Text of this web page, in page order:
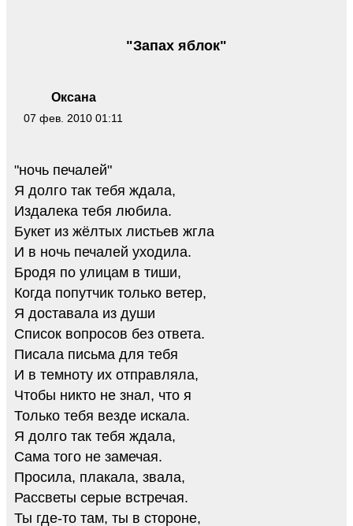
Оксана
07 фев. 2010 01:11
"Запах яблок"
"ночь печалей"
Я долго так тебя ждала,
Издалека тебя любила.
Букет из жёлтых листьев жгла
И в ночь печалей уходила.
Бродя по улицам в тиши,
Когда попутчик только ветер,
Я доставала из души
Список вопросов без ответа.
Писала письма для тебя
И в темноту их отправляла,
Чтобы никто не знал, что я
Только тебя везде искала.
Я долго так тебя ждала,
Сама того не замечая.
Просила, плакала, звала,
Рассветы серые встречая.
Ты где-то там, ты в стороне,